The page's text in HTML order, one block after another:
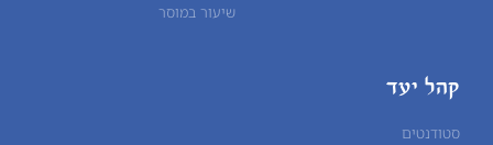
שיעור במוסר
קהל יעד
סטודנטים